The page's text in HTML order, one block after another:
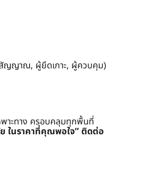
ญญาณ, ผู้ยึดเกาะ, ผู้ควบคุม)
พาะทาง ครอบคลุมทุกพื้นที่
ในราคาที่คุณพอใจ” ติดต่อ